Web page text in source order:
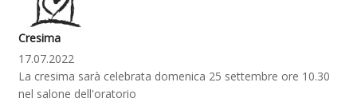
Cresima
17.07.2022
La cresima sarà celebrata domenica 25 settembre ore 10.30
nel salone dell'oratorio